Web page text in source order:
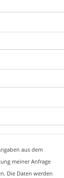
aus dem
meiner Anfrage
Die Daten werden